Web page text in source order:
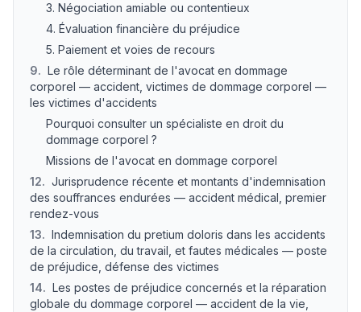
3. Négociation amiable ou contentieux
4. Évaluation financière du préjudice
5. Paiement et voies de recours
9. Le rôle déterminant de l'avocat en dommage
corporel — accident, victimes de dommage corporel —
les victimes d'accidents
Pourquoi consulter un spécialiste en droit du
dommage corporel ?
Missions de l'avocat en dommage corporel
12. Jurisprudence récente et montants d'indemnisation
des souffrances endurées — accident médical, premier
rendez-vous
13. Indemnisation du pretium doloris dans les accidents
de la circulation, du travail, et fautes médicales — poste
de préjudice, défense des victimes
14. Les postes de préjudice concernés et la réparation
globale du dommage corporel — accident de la vie,